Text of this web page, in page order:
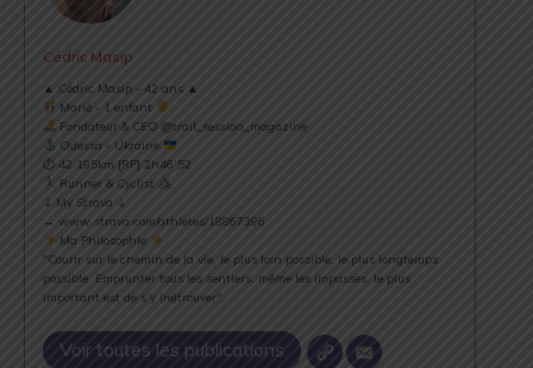
Cédric Masip
▲ Cédric Masip - 42 ans ▲
Marié - 1 enfant
Fondateur & CEO @trail_session_magazine
Odessa - Ukraine
⏱ 42.195km [RP] 2h46’52
Runner & Cyclist
⇣ My Strava ⇣
→ www.strava.com/athletes/18867396
Ma Philosophie
"Courir sur le chemin de la vie, le plus loin possible, le plus longtemps
possible. Emprunter tous les sentiers, même les impasses, le plus
important est de s’y (re)trouver".
Voir toutes les publications